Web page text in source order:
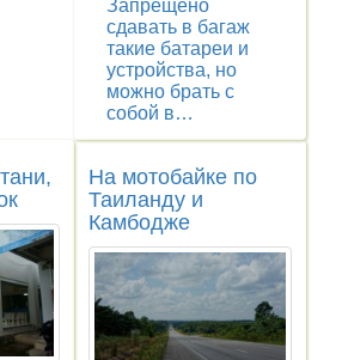
Запрещено
сдавать в багаж
такие батареи и
устройства, но
можно брать с
собой в…
На мотобайке по
Таиланду и
Камбодже